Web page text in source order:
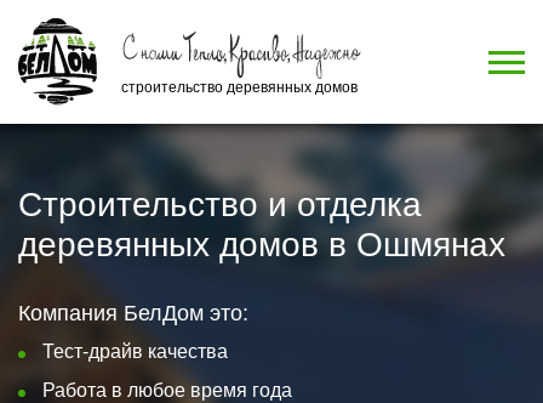
строительство деревянных домов
Строительство и отделка
деревянных домов в Ошмянах
Компания БелДом это:
Тест-драйв качества
Работа в любое время года